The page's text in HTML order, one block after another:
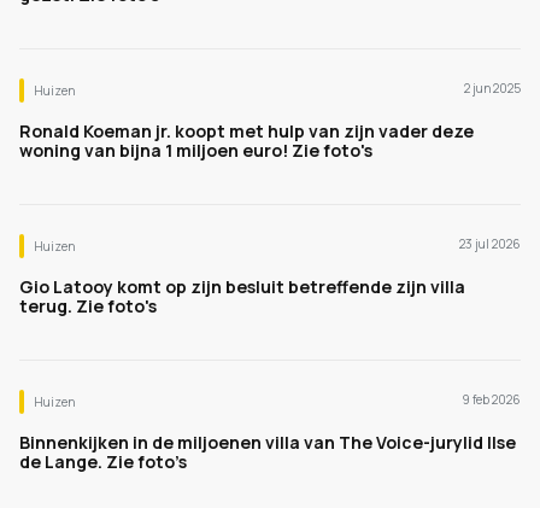
Huizen 2 jun 2025
Ronald Koeman jr. koopt met hulp van zijn vader deze
woning van bijna 1 miljoen euro! Zie foto's
Huizen 23 jul 2026
Gio Latooy komt op zijn besluit betreffende zijn villa
terug. Zie foto's
Huizen 9 feb 2026
Binnenkijken in de miljoenen villa van The Voice-jurylid Ilse
de Lange. Zie foto’s